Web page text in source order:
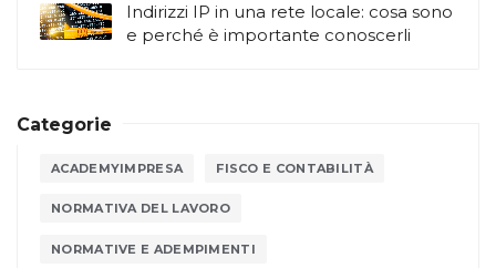
Indirizzi IP in una rete locale: cosa sono
e perché è importante conoscerli
Categorie
ACADEMYIMPRESA FISCO E CONTABILITÀ
NORMATIVA DEL LAVORO
NORMATIVE E ADEMPIMENTI